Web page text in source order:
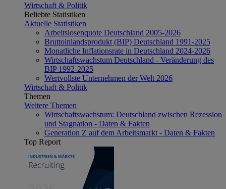
Wirtschaft & Politik
Beliebte Statistiken
Aktuelle Statistiken
Arbeitslosenquote Deutschland 2005-2026
Bruttoinlandsprodukt (BIP) Deutschland 1991-2025
Monatliche Inflationsrate in Deutschland 2024-2026
Wirtschaftswachstum Deutschland - Veränderung des
BIP 1992-2025
Wertvollste Unternehmen der Welt 2026
Wirtschaft & Politik
Themen
Weitere Themen
Wirtschaftswachstum: Deutschland zwischen Rezession
und Stagnation - Daten & Fakten
Generation Z auf dem Arbeitsmarkt - Daten & Fakten
Top Report